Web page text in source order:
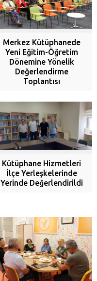
Merkez Kütüphanede
Yeni Eğitim-Öğretim
Dönemine Yönelik
Değerlendirme
Toplantısı
Kütüphane Hizmetleri
İlçe Yerleşkelerinde
Yerinde Değerlendirildi